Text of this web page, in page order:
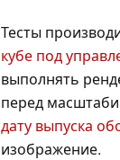
Тесты
кубе под
выполнять
перед
дату выпуска
изображение.